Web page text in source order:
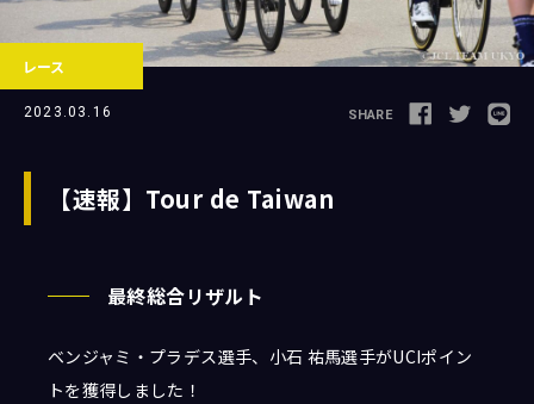
レース
2023.03.16 SHARE
【速報】Tour de Taiwan
最終総合リザルト
ベンジャミ・プラデス選手、小石 祐馬選手がUCIポイン
トを獲得しました！